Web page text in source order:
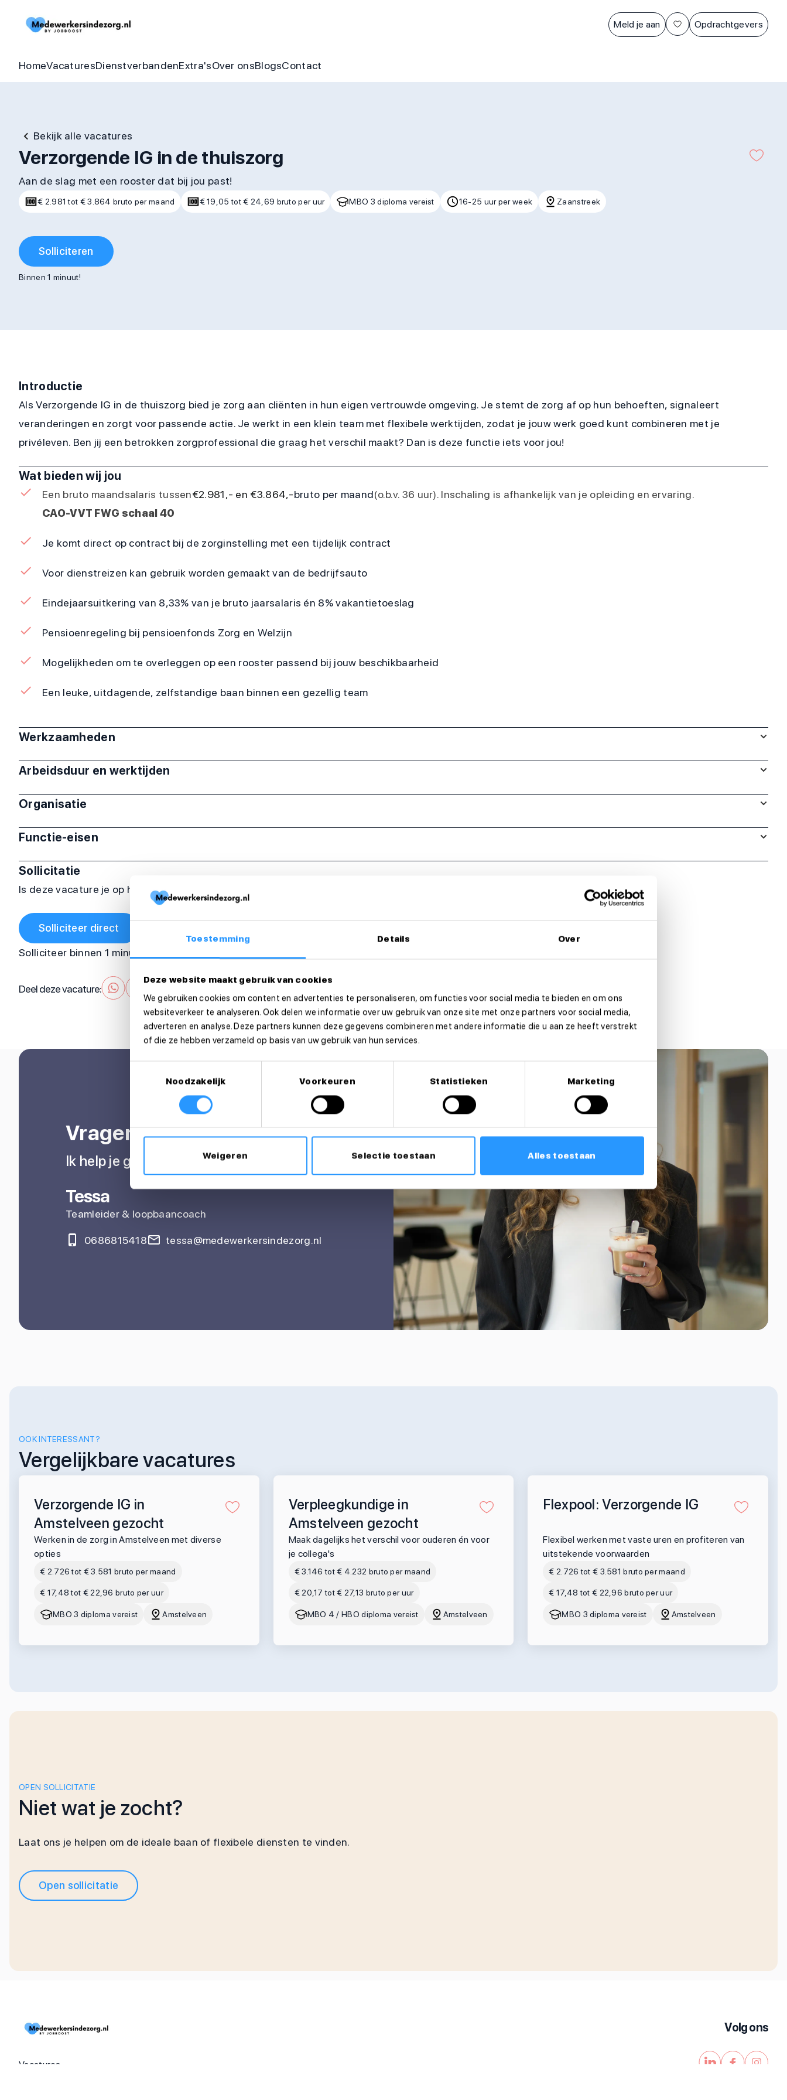
Toestemming Details Over
Deze website maakt gebruik van cookies
We gebruiken cookies om content en advertenties te personaliseren, om functies voor social media te bieden en om ons
websiteverkeer te analyseren. Ook delen we informatie over uw gebruik van onze site met onze partners voor social media,
adverteren en analyse. Deze partners kunnen deze gegevens combineren met andere informatie die u aan ze heeft verstrekt
of die ze hebben verzameld op basis van uw gebruik van hun services.
Noodzakelijk
Voorkeuren Statistieken Marketing
Weigeren Selectie toestaan Alles toestaan
Meld je aan Opdrachtgevers
HomeVacatures
Begeleider vacatures
Thuishulp vacatures
Dienstverbanden
Detachering
In dienst zorgorganisatie
Extra's
Aandraagbonus
Over ons
Trainingen & cursussen
BlogsContact
Bekijk alle vacatures
Verzorgende IG in de thuiszorg
Aan de slag met een rooster dat bij jou past!
€ 2.981 tot € 3.864 bruto per maand € 19,05 tot € 24,69 bruto per uur MBO 3 diploma vereist 16-25 uur per week Zaanstreek
Solliciteren
Binnen 1 minuut!
Introductie
Als Verzorgende IG in de thuiszorg bied je zorg aan cliënten in hun eigen vertrouwde omgeving. Je stemt de zorg af op hun behoeften, signaleert
veranderingen en zorgt voor passende actie. Je werkt in een klein team met flexibele werktijden, zodat je jouw werk goed kunt combineren met je
privéleven. Ben jij een betrokken zorgprofessional die graag het verschil maakt? Dan is deze functie iets voor jou!
Wat bieden wij jou
Een bruto maandsalaris tussen€2.981,- en €3.864,-bruto per maand(o.b.v. 36 uur). Inschaling is afhankelijk van je opleiding en ervaring.
CAO-VVT FWG schaal 40
Je komt direct op contract bij de zorginstelling met een tijdelijk contract
Voor dienstreizen kan gebruik worden gemaakt van de bedrijfsauto
Eindejaarsuitkering van 8,33% van je bruto jaarsalaris én 8% vakantietoeslag
Pensioenregeling bij pensioenfonds Zorg en Welzijn
Mogelijkheden om te overleggen op een rooster passend bij jouw beschikbaarheid
Een leuke, uitdagende, zelfstandige baan binnen een gezellig team
Werkzaamheden
Arbeidsduur en werktijden
Organisatie
Functie-eisen
Sollicitatie
Is deze vacature je op het lijf geschreven? Solliciteer dan direct!
Solliciteer direct
Solliciteer binnen 1 minuut
Deel deze vacature:
Vragen over je sollicitatie?
Ik help je graag
Tessa
Teamleider & loopbaancoach
0686815418 tessa@medewerkersindezorg.nl
OOK INTERESSANT?
Vergelijkbare vacatures
Verzorgende IG in
Amstelveen gezocht
Werken in de zorg in Amstelveen met diverse
opties
€ 2.726 tot € 3.581 bruto per maand
€ 17,48 tot € 22,96 bruto per uur
MBO 3 diploma vereist Amstelveen
Verpleegkundige in
Amstelveen gezocht
Maak dagelijks het verschil voor ouderen én voor
je collega's
€ 3.146 tot € 4.232 bruto per maand
€ 20,17 tot € 27,13 bruto per uur
MBO 4 / HBO diploma vereist Amstelveen
Flexpool: Verzorgende IG
Flexibel werken met vaste uren en profiteren van
uitstekende voorwaarden
€ 2.726 tot € 3.581 bruto per maand
€ 17,48 tot € 22,96 bruto per uur
MBO 3 diploma vereist Amstelveen
OPEN SOLLICITATIE
Niet wat je zocht?
Laat ons je helpen om de ideale baan of flexibele diensten te vinden.
Open sollicitatie
Vacatures
Volg ons